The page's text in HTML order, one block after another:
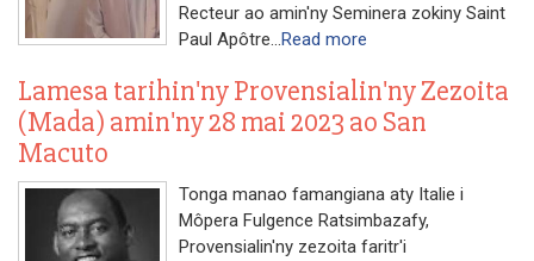
Recteur ao amin'ny Seminera zokiny Saint
Paul Apôtre...Read more
Lamesa tarihin'ny Provensialin'ny Zezoita
(Mada) amin'ny 28 mai 2023 ao San
Macuto
Tonga manao famangiana aty Italie i
Môpera Fulgence Ratsimbazafy,
Provensialin'ny zezoita faritr'i